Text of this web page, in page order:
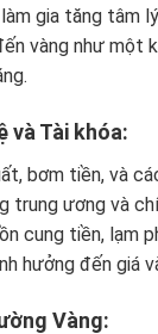
gia tăng tâm
vàng như một
và Tài khóa:
bơm tiền, và
trung ương và
cung tiền, lạm
hưởng đến giá
Vàng: